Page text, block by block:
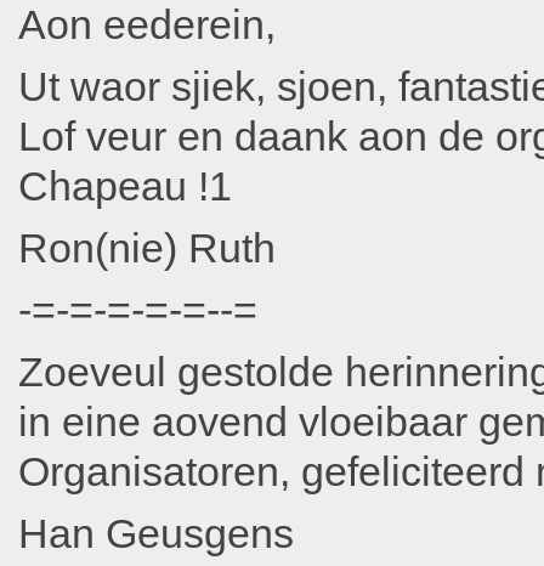
Aon eederein,
Ut waor sjiek, sjoen,
Lof veur en daank aon de
Chapeau !1
Ron(nie) Ruth
-=-=-=-=-=--=
Zoeveul gestolde
in eine aovend vloeibaar
Organisatoren, gefeliciteerd
Han Geusgens